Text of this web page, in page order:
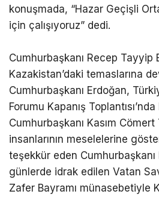
konuşmada, “Hazar Geçişli
için çalışıyoruz” dedi.
Cumhurbaşkanı Recep Tayyip
Kazakistan’daki temaslarına
Cumhurbaşkanı Erdoğan,
Forumu Kapanış
Cumhurbaşkanı Kasım Cömert
insanlarının meselelerine
teşekkür eden
günlerde idrak edilen Vatan
Zafer Bayramı münasebetiyle